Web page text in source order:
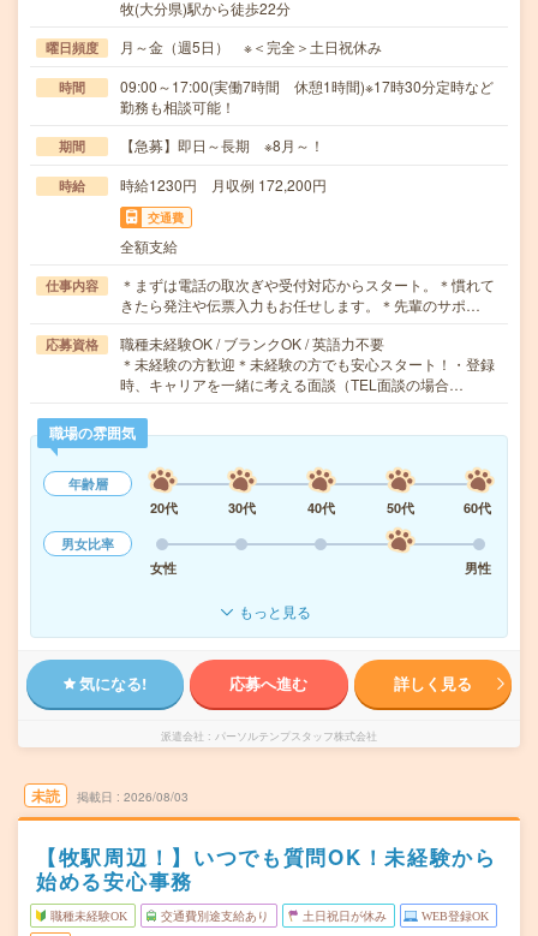
牧(大分県)駅から徒歩22分
曜日頻度 月～金（週5日） ※＜完全＞土日祝休み
時間
09:00～17:00(実働7時間 休憩1時間)※17時30分定時など
勤務も相談可能！
期間 【急募】即日～長期 ※8月～！
時給 時給1230円 月収例 172,200円
交通費
全額支給
仕事内容
＊まずは電話の取次ぎや受付対応からスタート。＊慣れて
きたら発注や伝票入力もお任せします。＊先輩のサポ…
応募資格
職種未経験OK / ブランクOK / 英語力不要
＊未経験の方歓迎＊未経験の方でも安心スタート！・登録
時、キャリアを一緒に考える面談（TEL面談の場合…
職場の雰囲気
年齢層
20代
30代 40代 50代
60代
男女比率
女性
男性
もっと見る
気になる! 応募へ進む 詳しく見る
派遣会社 パーソルテンプスタッフ株式会社
未読 掲載日 2026/08/03
【牧駅周辺！】いつでも質問OK！未経験から
始める安心事務
職種未経験OK 交通費別途支給あり 土日祝日が休み WEB登録OK